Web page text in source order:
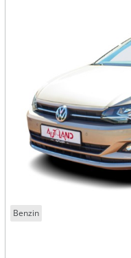
Benzin